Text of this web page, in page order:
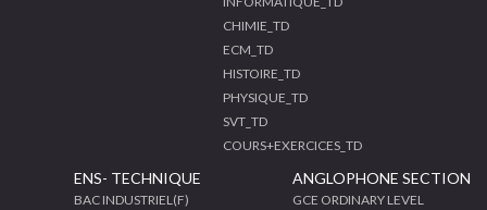
CHIMIE_TD
ECM_TD
HISTOIRE_TD
PHYSIQUE_TD
SVT_TD
COURS+EXERCICES_TD
ENS- TECHNIQUE
BAC INDUSTRIEL(F)
ANGLOPHONE SECTION
GCE ORDINARY LEVEL